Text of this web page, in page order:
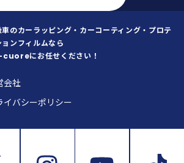
ました。
と消えとて
客の要望や
ングし正確
大切か、こ
んから改め
す。 そし
車のカーラッピング・カーコーティング・プロテ
ョンフィルムなら
にお任せください！
会社
イバシーポリシー